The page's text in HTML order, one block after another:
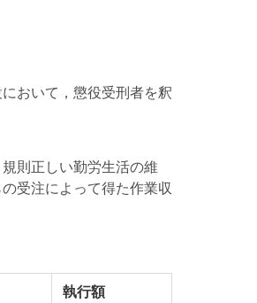
おいて，懲役受刑者を釈
則正しい勤労生活の維
受注によって得た作業収
執行額